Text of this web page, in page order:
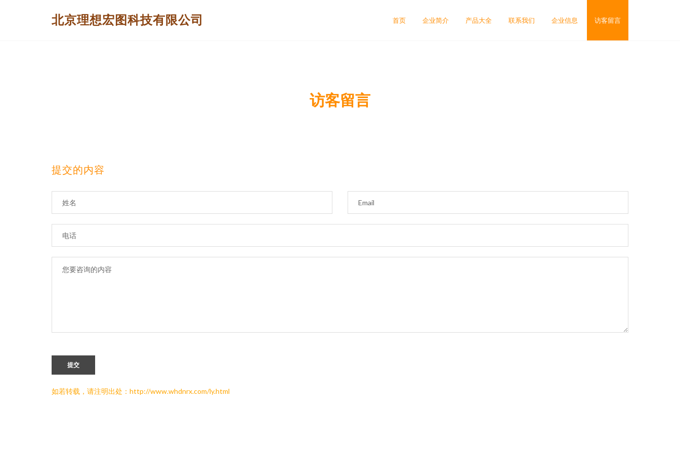
北京理想宏图科技有限公司 首页 企业简介 产品大全 联系我们 企业信息 访客留言
访客留言
提交的内容
提交
如若转载，请注明出处：http://www.whdnrx.com/ly.html